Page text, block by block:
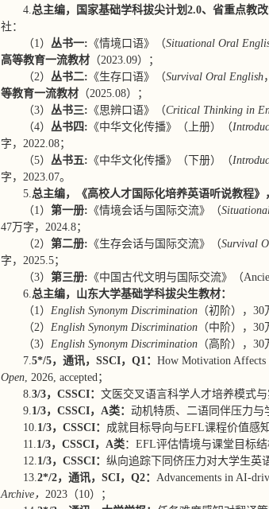
4.总主编， 国家基础学科拔尖计划2.0、省重点教
社：
（1） 丛书一: 《情境口语》（Situational Oral
高等教育一流教材 （2023.09）；
（2） 丛书二: 《生存口语》（Survival Oral English
等教育一流教材 （2025.08）；
（3） 丛书三: 《思辨口语》（Critical Thinking in
（4） 丛书四: 《中华文化传播》（上册）（
字，2022.08；
（5） 丛书五: 《中华文化传播》（下册）（
字，2023.07。
5.总主编， 《高校人才国际化培养英语听说教程》
（1） 第一册: 《情境会话与国际交流》（
47万字，2024.8；
（2） 第二册: 《生存会话与国际交流》（Survival
字，2025.5；
（3） 第三册: 《中国古代文明与国际交流》（
6.总主编，山东大学基础学科拔尖生教材：
（1） English Synonym Discrimination （初阶），30
（2） English Synonym Discrimination （中阶），30
（3） English Synonym Discrimination （高阶），30
7.5*/5，通讯，SSCI，Q1： How Motivation Affects
Open, 2026, accepted；
8.3/3，CSSCI： 文医交叉语言科学人才培养模式
9.1/3，CSSCI，A类： 动机特质、二语同伴压力与
10.1/3，CSSCI： 成就目标导向与EFL课程价值感
11.1/3，CSSCI，A类：EFL评估情境与课堂目标
12.1/3，CSSCI： 纵向追踪下同侪压力对大学生英
13.2*/2， 通讯，SCI， Q2： Advancements in AI-
Archive， 2023（10）；